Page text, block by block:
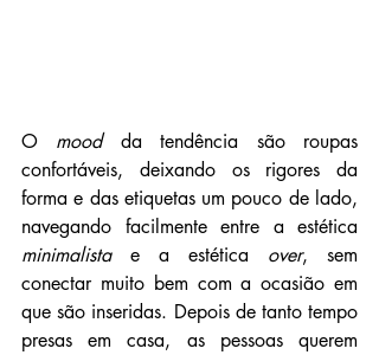
O mood da tendência são roupas
confortáveis, deixando os rigores da
forma e das etiquetas um pouco de lado,
minimalista e a estética over, sem
conectar muito bem com a ocasião em
que são inseridas. Depois de tanto tempo
presas em casa, as pessoas querem